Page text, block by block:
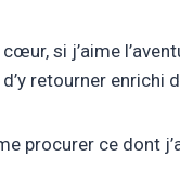
si j’aime
retourner enrichi
procurer ce dont